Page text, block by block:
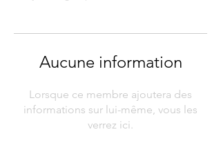
Aucune information
Lorsque ce membre ajoutera des
informations sur lui-même, vous les
verrez ici.